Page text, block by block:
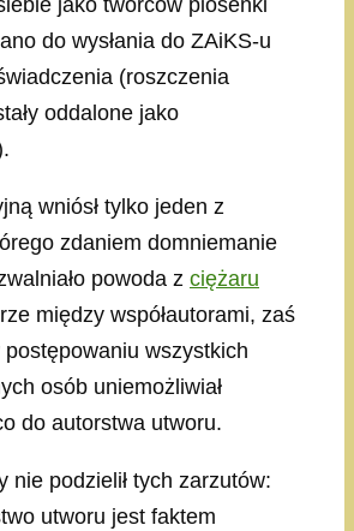
jako twórców piosenki
do wysłania do ZAiKS-u
(roszczenia
oddalone jako
wniósł tylko jeden z
zdaniem domniemanie
powoda z ciężaru
między współautorami, zaś
postępowaniu wszystkich
osób uniemożliwiał
do autorstwa utworu.
nie podzielił tych zarzutów:
utworu jest faktem